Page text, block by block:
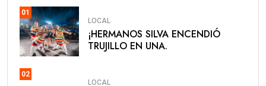
01
LOCAL
​¡HERMANOS SILVA ENCENDIÓ
TRUJILLO EN UNA.
02
LOCAL